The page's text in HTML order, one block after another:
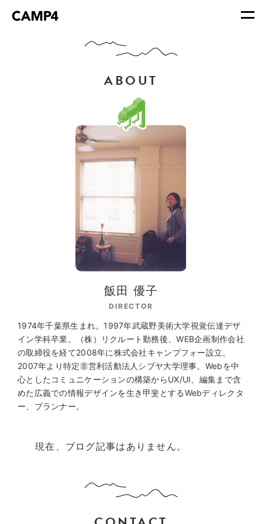
ABOUT
飯田 優子
DIRECTOR
1974年千葉県生まれ。1997年武蔵野美術大学視覚伝達デザ
イン学科卒業。（株）リクルート勤務後、WEB企画制作会社
の取締役を経て2008年に株式会社キャンプフォー設立。
2007年より特定非営利活動法人シブヤ大学理事。Webを中
心としたコミュニケーションの構築からUX/UI、編集まで含
めた広義での情報デザインを生き甲斐とするWebディレクタ
ー、プランナー。
現在、ブログ記事はありません。